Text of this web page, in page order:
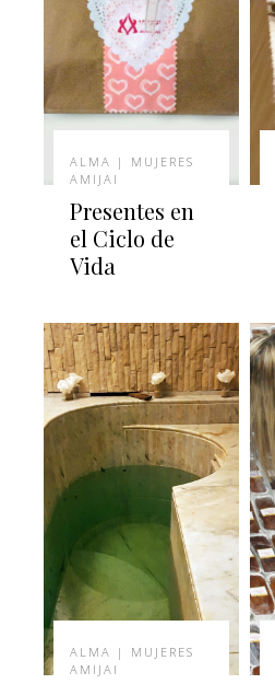
ALMA | MUJERES
AMIJAI
Presentes en
el Ciclo de
Vida
ALMA | MUJERES
AMIJAI